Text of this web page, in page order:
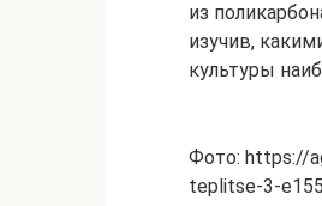
из
изучив,
культуры
Фото: https://
teplitse-3-